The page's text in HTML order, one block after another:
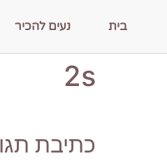
בית נעים להכיר
2s
כתיבת